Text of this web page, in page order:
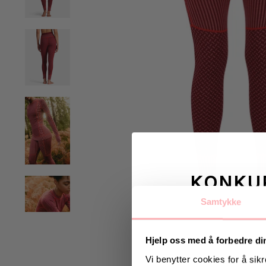
Samtykke
Hjelp oss med å forbedre
Vi benytter cookies for å
Vinn valgfrie
til deg og